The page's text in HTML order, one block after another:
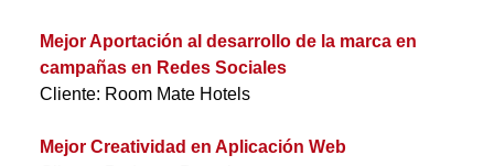
Mejor Aportación al desarrollo de la marca en
campañas en Redes Sociales
Cliente: Room Mate Hotels
Mejor Creatividad en Aplicación Web